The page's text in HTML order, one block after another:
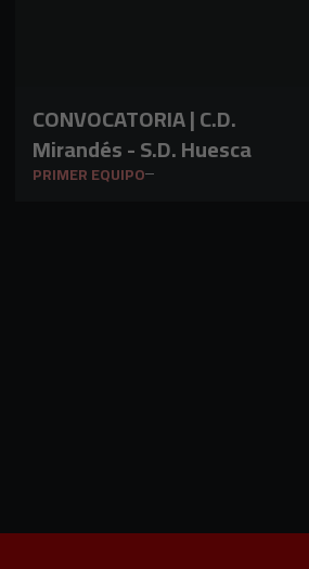
CONVOCATORIA | C.D.
Mirandés - S.D. Huesca
PRIMER EQUIPO